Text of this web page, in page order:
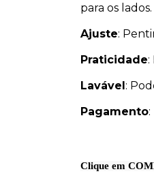
para os lados.
Ajuste:
Praticidade:
Lavável:
Pagamento
Clique em